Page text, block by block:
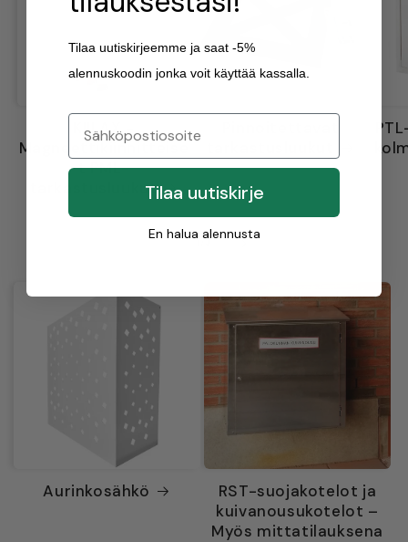
KIILAX -
Magneettikiinnitteise
t PML-
tarkastusluukut
Aurinkosähkö
RST-suojakotelot ja
kuivanousukotelot –
Myös mittatilauksena
Tilaa uutiskirjeemme ja saat -5%
alennuskoodin jonka voit käyttää kassalla.
Tilaa uutiskirje
En halua alennusta